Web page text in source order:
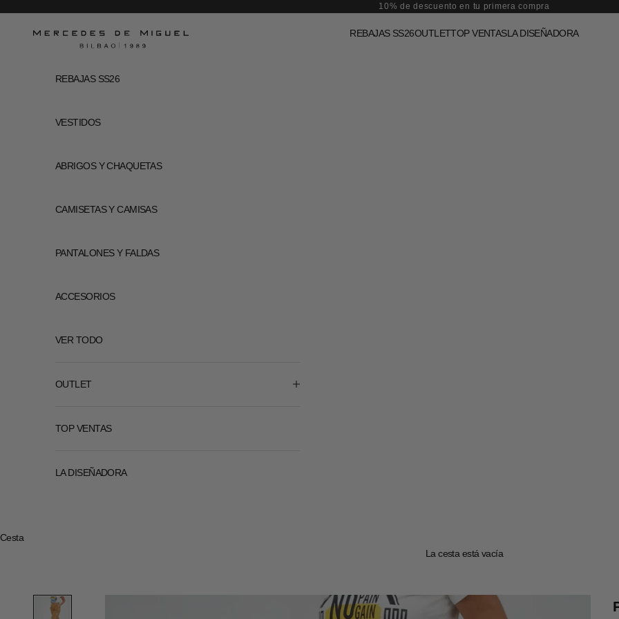
10% de descuento en tu primera compra
Mercedes de Miguel REBAJAS SS26OUTLETTOP VENTASLA DISEÑADORA
REBAJAS SS26
VESTIDOS
ABRIGOS Y CHAQUETAS
CAMISETAS Y CAMISAS
PANTALONES Y FALDAS
ACCESORIOS
VER TODO
OUTLET
TOP VENTAS
LA DISEÑADORA
Cesta
La cesta está vacía